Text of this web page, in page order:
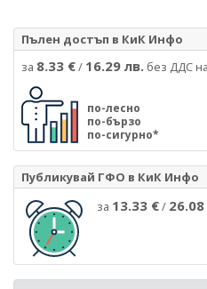
Пълен достъп в КиК Инфо
за 8.33 €/ 16.29 лв. без ДДС
по-лесно
по-бързо
по-сигурно*
Публикувай ГФО в КиК Инфо
за 13.33 €/